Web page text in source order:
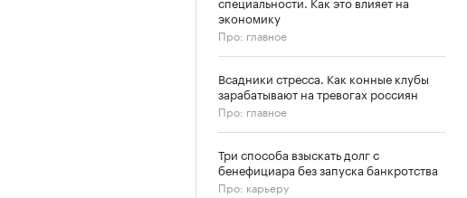
экономику
Про: главное
Всадники стресса. Как конные клубы
зарабатывают на тревогах россиян
Про: главное
Три способа взыскать долг с
бенефициара без запуска банкротства
Про: карьеру